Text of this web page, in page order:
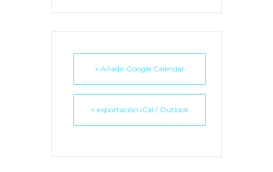
+ Añadir Google Calendar
+ exportación iCal / Outlook